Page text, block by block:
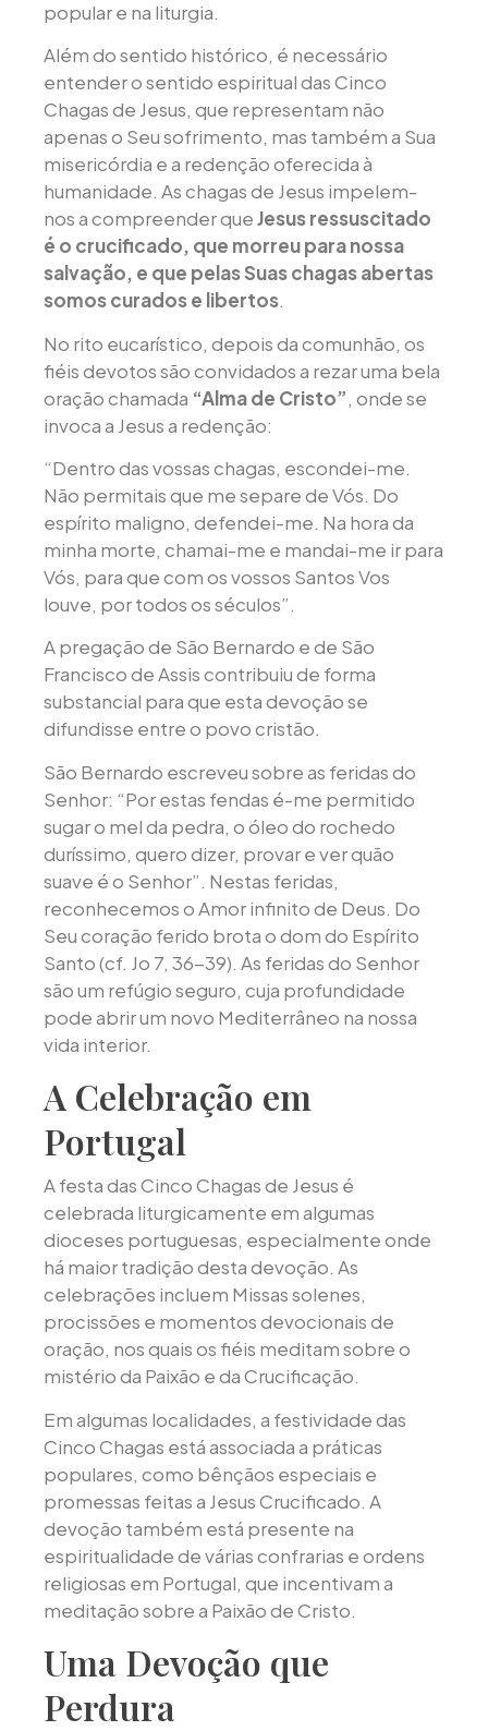
popular e na liturgia.
Além do sentido histórico, é necessário
entender o sentido espiritual das Cinco
Chagas de Jesus, que representam não
apenas o Seu sofrimento, mas também a Sua
misericórdia e a redenção oferecida à
humanidade. As chagas de Jesus impelem-
nos a compreender queJesus ressuscitado
é o crucificado, que morreu para nossa
salvação, e que pelas Suas chagas abertas
somos curados e libertos.
No rito eucarístico, depois da comunhão, os
fiéis devotos são convidados a rezar uma bela
oração chamada “Alma de Cristo”, onde se
invoca a Jesus a redenção:
“Dentro das vossas chagas, escondei-me.
Não permitais que me separe de Vós. Do
espírito maligno, defendei-me. Na hora da
minha morte, chamai-me e mandai-me ir para
Vós, para que com os vossos Santos Vos
louve, por todos os séculos”.
A pregação de São Bernardo e de São
Francisco de Assis contribuiu de forma
substancial para que esta devoção se
difundisse entre o povo cristão.
São Bernardo escreveu sobre as feridas do
Senhor: “Por estas fendas é-me permitido
sugar o mel da pedra, o óleo do rochedo
duríssimo, quero dizer, provar e ver quão
suave é o Senhor”. Nestas feridas,
reconhecemos o Amor infinito de Deus. Do
Seu coração ferido brota o dom do Espírito
Santo (cf. Jo 7, 36-39). As feridas do Senhor
são um refúgio seguro, cuja profundidade
pode abrir um novo Mediterrâneo na nossa
vida interior.
A Celebração em
Portugal
A festa das Cinco Chagas de Jesus é
celebrada liturgicamente em algumas
dioceses portuguesas, especialmente onde
há maior tradição desta devoção. As
celebrações incluem Missas solenes,
procissões e momentos devocionais de
oração, nos quais os fiéis meditam sobre o
mistério da Paixão e da Crucificação.
Em algumas localidades, a festividade das
Cinco Chagas está associada a práticas
populares, como bênçãos especiais e
promessas feitas a Jesus Crucificado. A
devoção também está presente na
espiritualidade de várias confrarias e ordens
religiosas em Portugal, que incentivam a
meditação sobre a Paixão de Cristo.
Uma Devoção que
Perdura